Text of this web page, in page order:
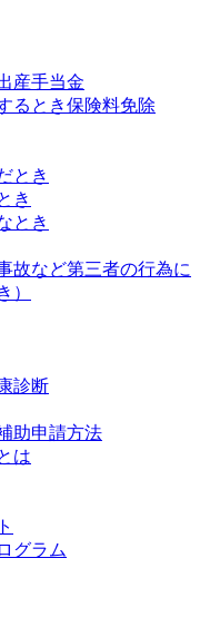
産手当金
るとき保険料免除
とき
き
とき
故など第三者の行為に
）
診断
助申請方法
は
グラム